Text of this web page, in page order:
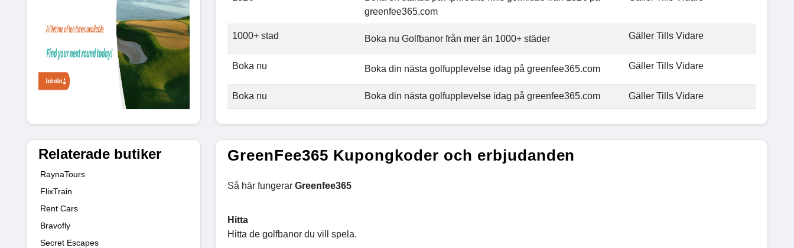
Relaterade butiker
RaynaTours
FlixTrain
Rent Cars
Bravofly
Secret Escapes
greenfee365.com
1000+ stad Boka nu Golfbanor från mer än 1000+ städer Gäller Tills Vidare
Boka nu Boka din nästa golfupplevelse idag på greenfee365.com Gäller Tills Vidare
Boka nu Boka din nästa golfupplevelse idag på greenfee365.com Gäller Tills Vidare
GreenFee365 Kupongkoder och erbjudanden
Så här fungerar Greenfee365
Hitta
Hitta de golfbanor du vill spela.